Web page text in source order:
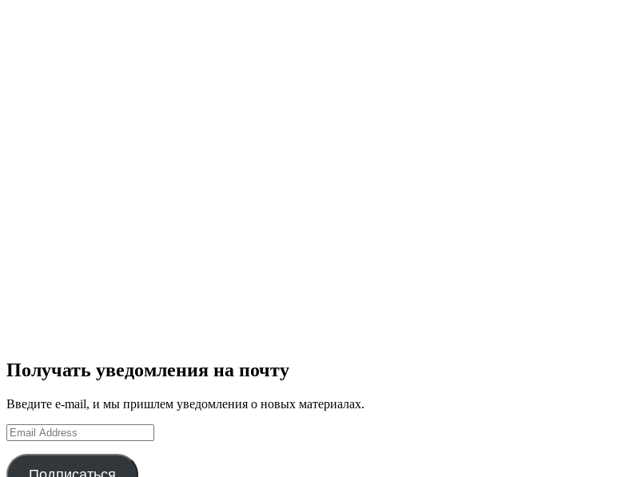
Получать уведомления на почту
Введите e-mail, и мы пришлем уведомления о новых материалах.
Email
Address